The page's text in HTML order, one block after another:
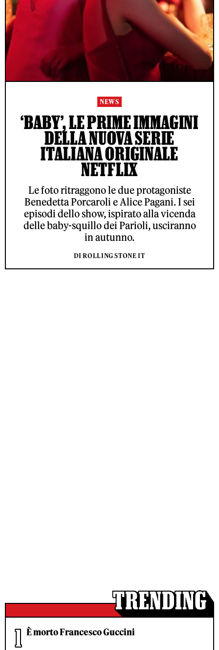
NEWS
‘BABY’, LE PRIME IMMAGINI
DELLA NUOVA SERIE
ITALIANA ORIGINALE
NETFLIX
Le foto ritraggono le due protagoniste
Benedetta Porcaroli e Alice Pagani. I sei
episodi dello show, ispirato alla vicenda
delle baby-squillo dei Parioli, usciranno
in autunno.
DI ROLLING STONE IT
È morto Francesco Guccini